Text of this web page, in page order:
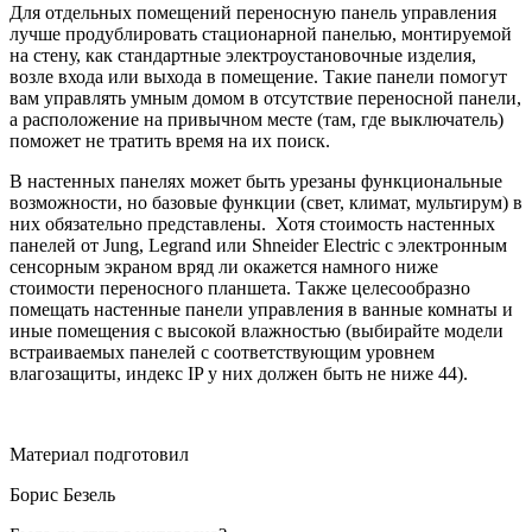
Для отдельных помещений переносную панель управления
лучше продублировать стационарной панелью, монтируемой
на стену, как стандартные электроустановочные изделия,
возле входа или выхода в помещение. Такие панели помогут
вам управлять умным домом в отсутствие переносной панели,
а расположение на привычном месте (там, где выключатель)
поможет не тратить время на их поиск.
В настенных панелях может быть урезаны функциональные
возможности, но базовые функции (свет, климат, мультирум) в
них обязательно представлены. Хотя стоимость настенных
панелей от Jung, Legrand или Shneider Electric с электронным
сенсорным экраном вряд ли окажется намного ниже
стоимости переносного планшета. Также целесообразно
помещать настенные панели управления в ванные комнаты и
иные помещения с высокой влажностью (выбирайте модели
встраиваемых панелей с соответствующим уровнем
влагозащиты, индекс IP у них должен быть не ниже 44).
Материал подготовил
Борис Безель